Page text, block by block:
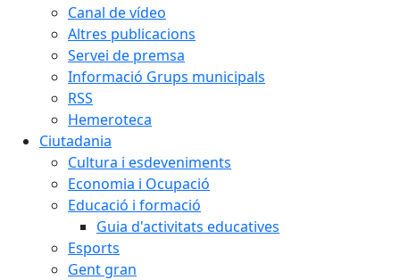
Canal de vídeo
Altres publicacions
Servei de premsa
Informació Grups municipals
RSS
Hemeroteca
Ciutadania
Cultura i esdeveniments
Economia i Ocupació
Educació i formació
Guia d'activitats educatives
Esports
Gent gran